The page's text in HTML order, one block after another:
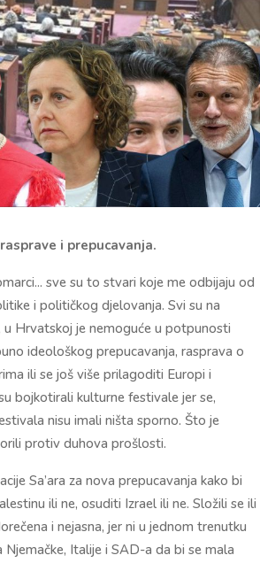
i prepucavanja.
sve su to stvari koje me odbijaju od
i političkog djelovanja. Svi su na
u Hrvatskoj je nemoguće u potpunosti
ideološkog prepucavanja, rasprava o
ili se još više prilagoditi Europi i
bojkotirali kulturne festivale jer se,
nisu imali ništa sporno. Što je
protiv duhova prošlosti.
Sa’ara za nova prepucavanja kako bi
ili ne, osuditi Izrael ili ne. Složili se ili
i nejasna, jer ni u jednom trenutku
Italije i SAD-a da bi se mala